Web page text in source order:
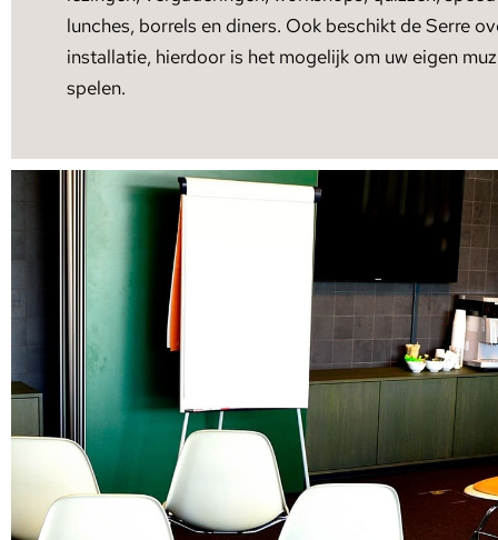
lunches, borrels en diners. Ook beschikt de Serre
installatie, hierdoor is het mogelijk om uw eigen
spelen.